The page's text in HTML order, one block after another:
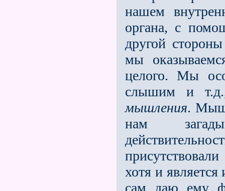
нашем
органа, с
другой
мы
целого. Мы
слышим и
мышления.
нам
хотя и
сам даю ему